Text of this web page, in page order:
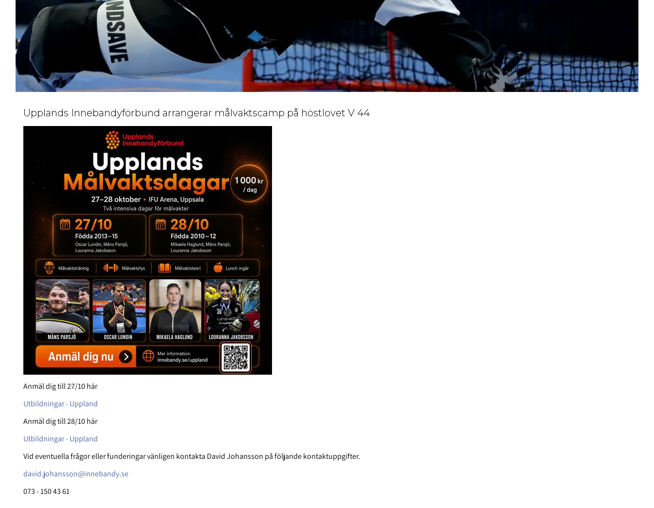
Upplands Innebandyförbund arrangerar målvaktscamp på höstlovet V 44
Anmäl dig till 27/10 här
Utbildningar - Uppland
Anmäl dig till 28/10 här
Utbildningar - Uppland
Vid eventuella frågor eller funderingar vänligen kontakta David Johansson på följande kontaktuppgifter.
david.johansson@innebandy.se
073 - 150 43 61